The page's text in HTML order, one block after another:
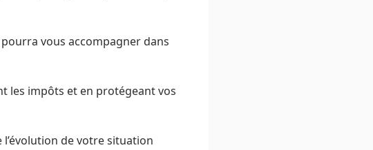
vous accompagner dans
les impôts et en protégeant vos
de votre situation